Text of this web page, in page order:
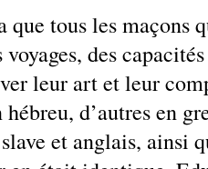
tous les maçons
des
leur art et leur
d’autres en
et anglais, ainsi